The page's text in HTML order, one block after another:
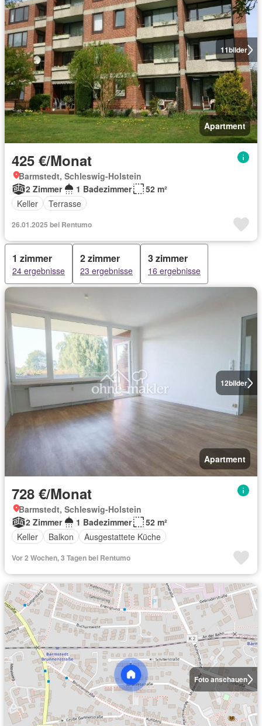
11bilder
Apartment
425 €/Monat
Barmstedt, Schleswig-Holstein
2 Zimmer
1 Badezimmer
52 m²
Keller
Terrasse
26.01.2025 bei Rentumo
1 zimmer
24 ergebnisse
2 zimmer
23 ergebnisse
3 zimmer
16 ergebnisse
12bilder
Apartment
728 €/Monat
Barmstedt, Schleswig-Holstein
2 Zimmer
1 Badezimmer
52 m²
Keller
Balkon Ausgestattete Küche
Vor 2 Wochen, 3 Tagen bei Rentumo
Foto anschauen